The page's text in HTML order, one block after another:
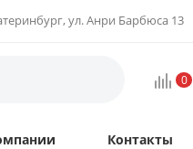
ул. Анри Барбюса 13
0
Контакты